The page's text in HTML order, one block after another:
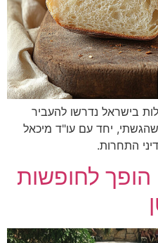
בישראל נדרשו להעביר
שהגשתי, יחד עם עו"ד מיכאל
התחרות.
לחופשות